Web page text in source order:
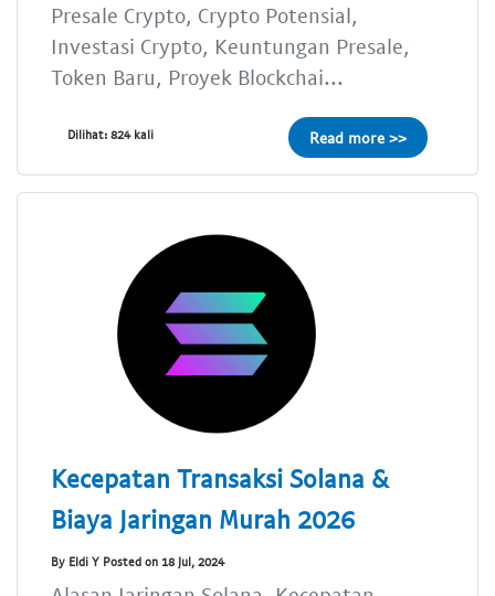
Presale Crypto, Crypto Potensial,
Investasi Crypto, Keuntungan Presale,
Token Baru, Proyek Blockchai...
Dilihat: 824 kali Read more >>
Kecepatan Transaksi Solana &
Biaya Jaringan Murah 2026
By Eldi Y Posted on 18 Jul, 2024